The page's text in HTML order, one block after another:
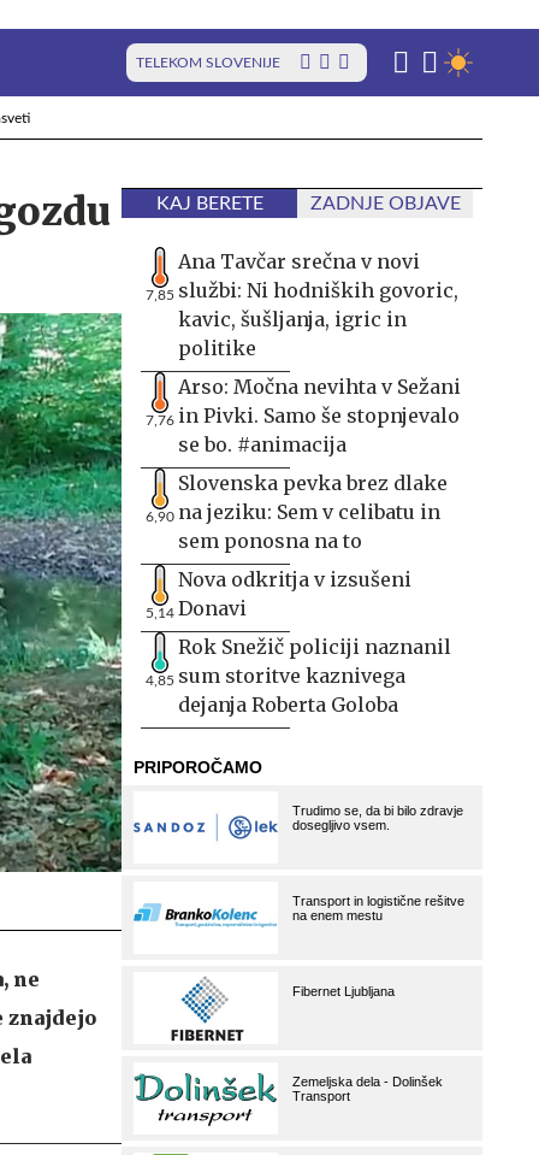
TELEKOM SLOVENIJE
ne
znajdejo
KAJ BERETE ZADNJE OBJAVE
7,85
Ana Tavčar srečna v novi
službi: Ni hodniških govoric,
kavic, šušljanja, igric in
politike
7,76
Arso: Močna nevihta v Sežani
in Pivki. Samo še stopnjevalo
se bo. #animacija
6,90
Slovenska pevka brez dlake
na jeziku: Sem v celibatu in
sem ponosna na to
5,14
Nova odkritja v izsušeni
Donavi
4,85
Rok Snežič policiji naznanil
sum storitve kaznivega
dejanja Roberta Goloba